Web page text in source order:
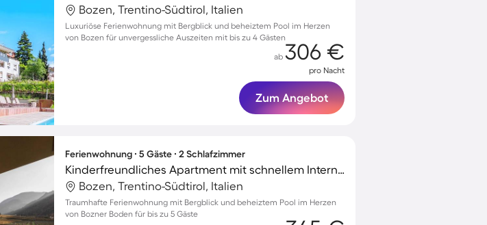
Bozen, Trentino-Südtirol, Italien
Luxuriöse Ferienwohnung mit Bergblick und beheiztem Pool im Herzen
von Bozen für unvergessliche Auszeiten mit bis zu 4 Gästen
ab 306 €
pro Nacht
Zum Angebot
Ferienwohnung ∙ 5 Gäste ∙ 2 Schlafzimmer
Kinderfreundliches Apartment mit schnellem Internet, beheiztem Pool und Garten | Bergblick | Perfekt für die Arbeit von Zuhause
Bozen, Trentino-Südtirol, Italien
Traumhafte Ferienwohnung mit Bergblick und beheiztem Pool im Herzen
von Bozner Boden für bis zu 5 Gäste